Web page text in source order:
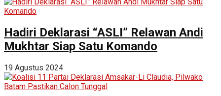
Hadiri Deklarasi “ASLI” Relawan Andi
Mukhtar Siap Satu Komando
19 Agustus 2024